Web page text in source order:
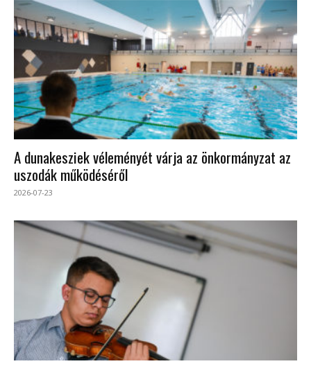
A dunakesziek véleményét várja az önkormányzat az
uszodák működéséről
2026-07-23